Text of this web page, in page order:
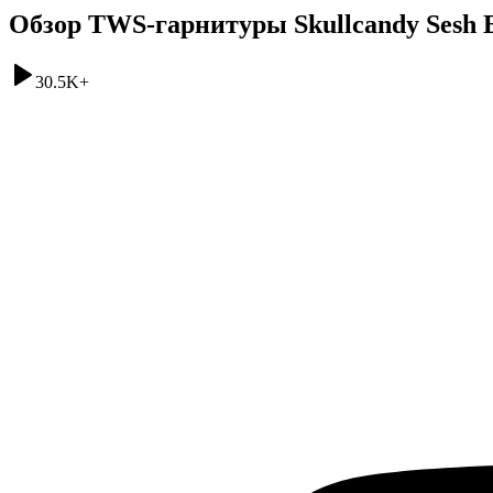
Обзор TWS-гарнитуры Skullcandy Sesh
30.5K+